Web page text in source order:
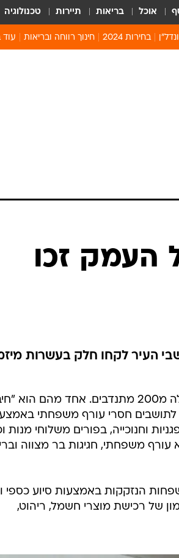
אוכל בריאות תיירות טכנולוגיה
בחירות 2024 חינוך רווחה ובריאות עוד
העמק זכו
- כ-200 מתנדבים תושבי העיר לקחו חלק בעשרות
עשרות מיזמי ערבות הדדית ישנם במגדל העמק עם למעלה מ200 מתנדבים. אחד מהם
חסרי עורף משפחתי
וחנוכייה, בפורים משלוחי מנות
עורף משפחתי, חגיגות בר מצווה
הנזקקות באמצעות סיוע כספי
שחלפה ל-44 משפחות במימון של רכישת מוצרי חשמל, ריהוט,